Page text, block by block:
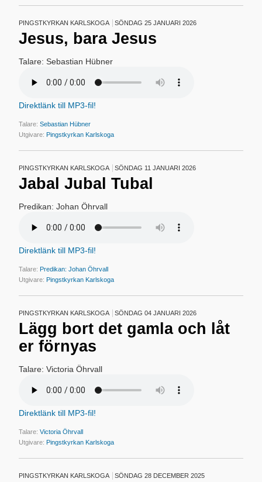
PINGSTKYRKAN KARLSKOGA SÖNDAG 25 JANUARI 2026
Jesus, bara Jesus
Talare: Sebastian Hübner
Direktlänk till MP3-fil!
Talare:Sebastian Hübner
Utgivare:Pingstkyrkan Karlskoga
PINGSTKYRKAN KARLSKOGA SÖNDAG 11 JANUARI 2026
Jabal Jubal Tubal
Predikan: Johan Öhrvall
Direktlänk till MP3-fil!
Talare:Predikan: Johan Öhrvall
Utgivare:Pingstkyrkan Karlskoga
PINGSTKYRKAN KARLSKOGA SÖNDAG 04 JANUARI 2026
Lägg bort det gamla och låt
er förnyas
Talare: Victoria Öhrvall
Direktlänk till MP3-fil!
Talare:Victoria Öhrvall
Utgivare:Pingstkyrkan Karlskoga
PINGSTKYRKAN KARLSKOGA SÖNDAG 28 DECEMBER 2025